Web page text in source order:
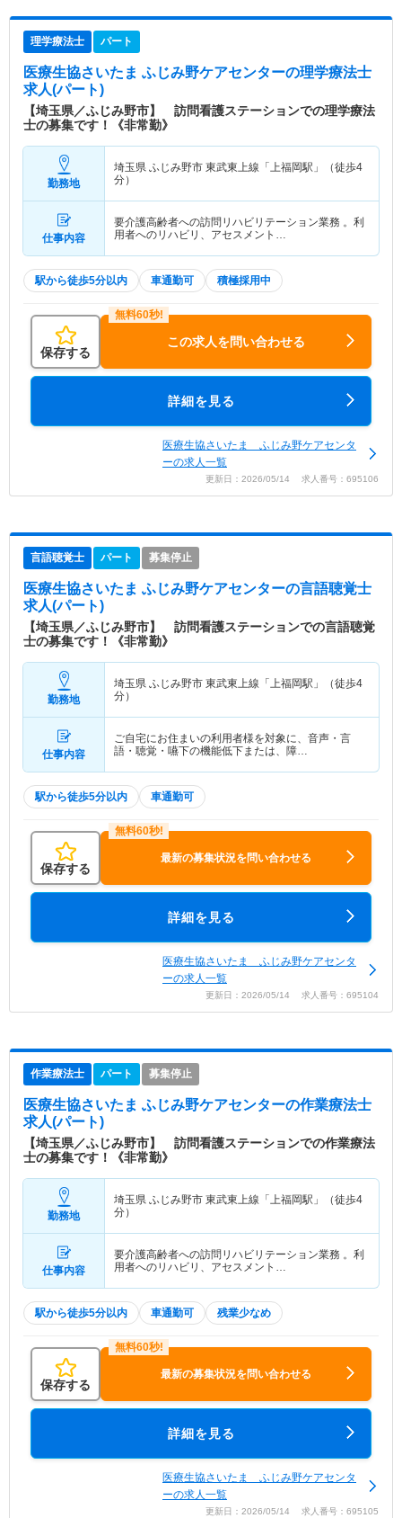
理学療法士 パート
医療生協さいたま ふじみ野ケアセンターの理学療法士
求人(パート)
【埼玉県／ふじみ野市】 訪問看護ステーションでの理学療法
士の募集です！《非常勤》
勤務地
埼玉県 ふじみ野市 東武東上線「上福岡駅」（徒歩4
分）
仕事内容
要介護高齢者への訪問リハビリテーション業務 。利
用者へのリハビリ、アセスメント…
駅から徒歩5分以内 車通勤可 積極採用中
保存する
この求人を問い合わせる
詳細を見る
医療生協さいたま ふじみ野ケアセンタ
ーの求人一覧
更新日：2026/05/14 求人番号：695106
言語聴覚士 パート 募集停止
医療生協さいたま ふじみ野ケアセンターの言語聴覚士
求人(パート)
【埼玉県／ふじみ野市】 訪問看護ステーションでの言語聴覚
士の募集です！《非常勤》
勤務地
埼玉県 ふじみ野市 東武東上線「上福岡駅」（徒歩4
分）
仕事内容
ご自宅にお住まいの利用者様を対象に、音声・言
語・聴覚・嚥下の機能低下または、障…
駅から徒歩5分以内 車通勤可
保存する
最新の募集状況を問い合わせる
詳細を見る
医療生協さいたま ふじみ野ケアセンタ
ーの求人一覧
更新日：2026/05/14 求人番号：695104
作業療法士 パート 募集停止
医療生協さいたま ふじみ野ケアセンターの作業療法士
求人(パート)
【埼玉県／ふじみ野市】 訪問看護ステーションでの作業療法
士の募集です！《非常勤》
勤務地
埼玉県 ふじみ野市 東武東上線「上福岡駅」（徒歩4
分）
仕事内容
要介護高齢者への訪問リハビリテーション業務 。利
用者へのリハビリ、アセスメント…
駅から徒歩5分以内 車通勤可 残業少なめ
保存する
最新の募集状況を問い合わせる
詳細を見る
医療生協さいたま ふじみ野ケアセンタ
ーの求人一覧
更新日：2026/05/14 求人番号：695105